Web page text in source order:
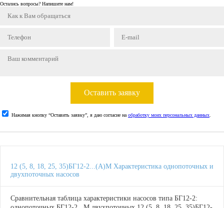
Остались вопросы? Напишите нам!
Оставить заявку
Нажимая кнопку “Оставить заявку”, я даю согласие на обработку моих персональных данных
12 (5, 8, 18, 25, 35)БГ12-2...(А)М Характеристика однопоточных и
двухпоточных насосов
Сравнительная таблица характеристики насосов типа БГ12-2: